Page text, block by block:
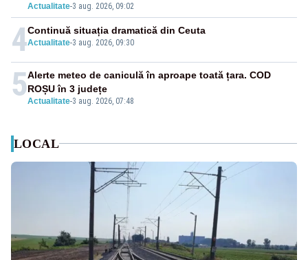
Actualitate-3 aug. 2026, 09:02
4Actualitate-3 aug. 2026, 09:30
Continuă situația dramatică din Ceuta
5Actualitate-3 aug. 2026, 07:48
Alerte meteo de caniculă în aproape toată țara. COD
ROȘU în 3 județe
LOCAL